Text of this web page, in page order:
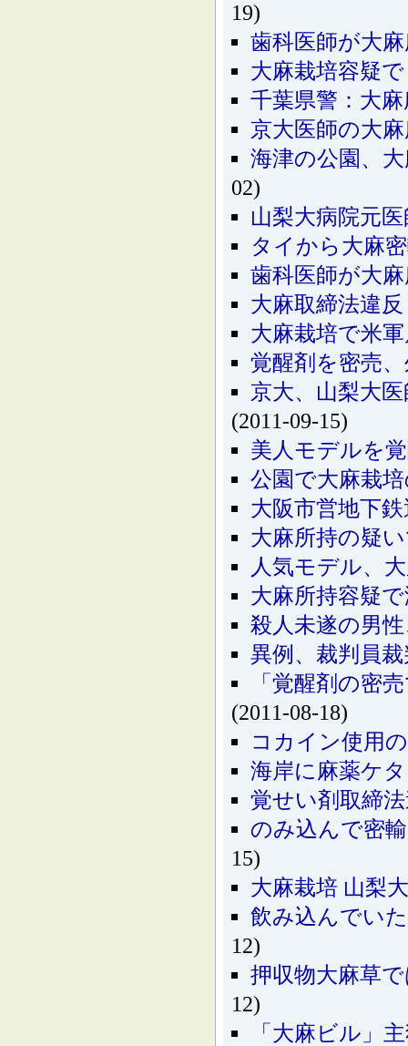
19)
歯科医師が大
大麻栽培容疑
千葉県警：大
京大医師の大
海津の公園、
02)
山梨大病院元
タイから大麻
歯科医師が大
大麻取締法違
大麻栽培で米
覚醒剤を密売
京大、山梨大
(2011-09-15)
美人モデルを
公園で大麻栽
大阪市営地下
大麻所持の疑
人気モデル、
大麻所持容疑
殺人未遂の男
異例、裁判員
「覚醒剤の密
(2011-08-18)
コカイン使用
海岸に麻薬ケ
覚せい剤取締
のみ込んで密
15)
大麻栽培 山梨
飲み込んでい
12)
押収物大麻草
12)
「大麻ビル」